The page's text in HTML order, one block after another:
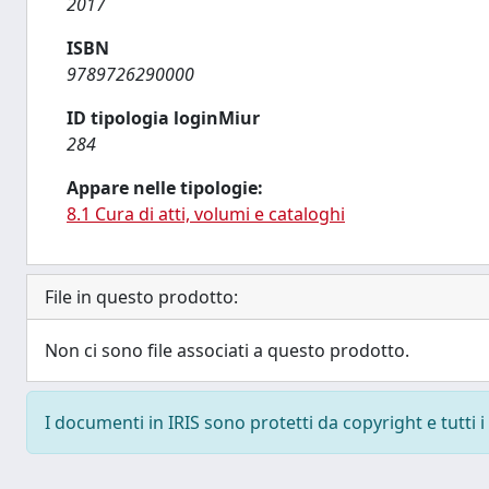
ISBN
9789726290000
ID tipologia loginMiur
284
Appare nelle tipologie:
8.1 Cura di atti, volumi e cataloghi
File in questo prodotto:
Non ci sono file associati a questo prodotto.
I documenti in IRIS sono protetti da copyright e tutti